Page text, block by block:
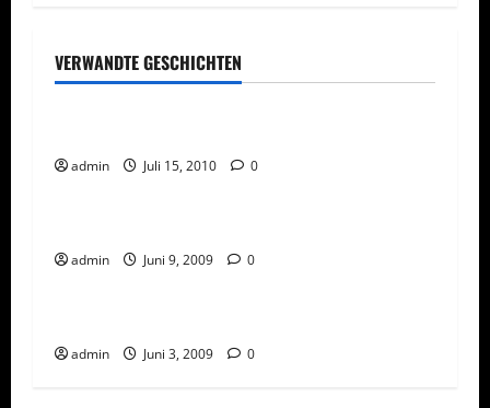
VERWANDTE GESCHICHTEN
Network Marketing Social Media
admin Juli 15, 2010 0
Network Marketing
admin Juni 9, 2009 0
Network Marketing
admin Juni 3, 2009 0